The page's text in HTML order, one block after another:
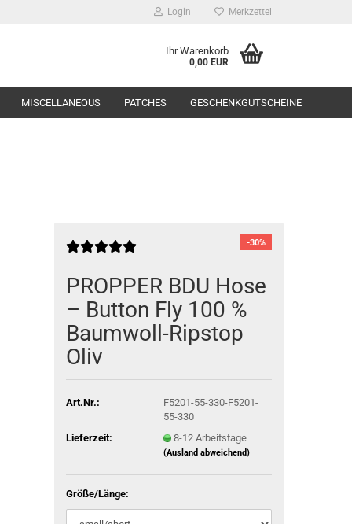
Login Merkzettel
Ihr Warenkorb
0,00 EUR
MISCELLANEOUS PATCHES GESCHENKGUTSCHEINE
-30%
PROPPER BDU Hose
– Button Fly 100 %
Baumwoll-Ripstop
Oliv
Art.Nr.:
F5201-55-330-F5201-
55-330
Lieferzeit:
8-12 Arbeitstage
(Ausland abweichend)
Größe/Länge: